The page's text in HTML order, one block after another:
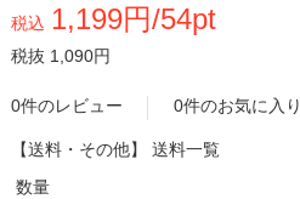
税込 1,199円/54pt
税抜 1,090円
0件のレビュー 0件のお気に入り
【送料・その他】 送料一覧
数量